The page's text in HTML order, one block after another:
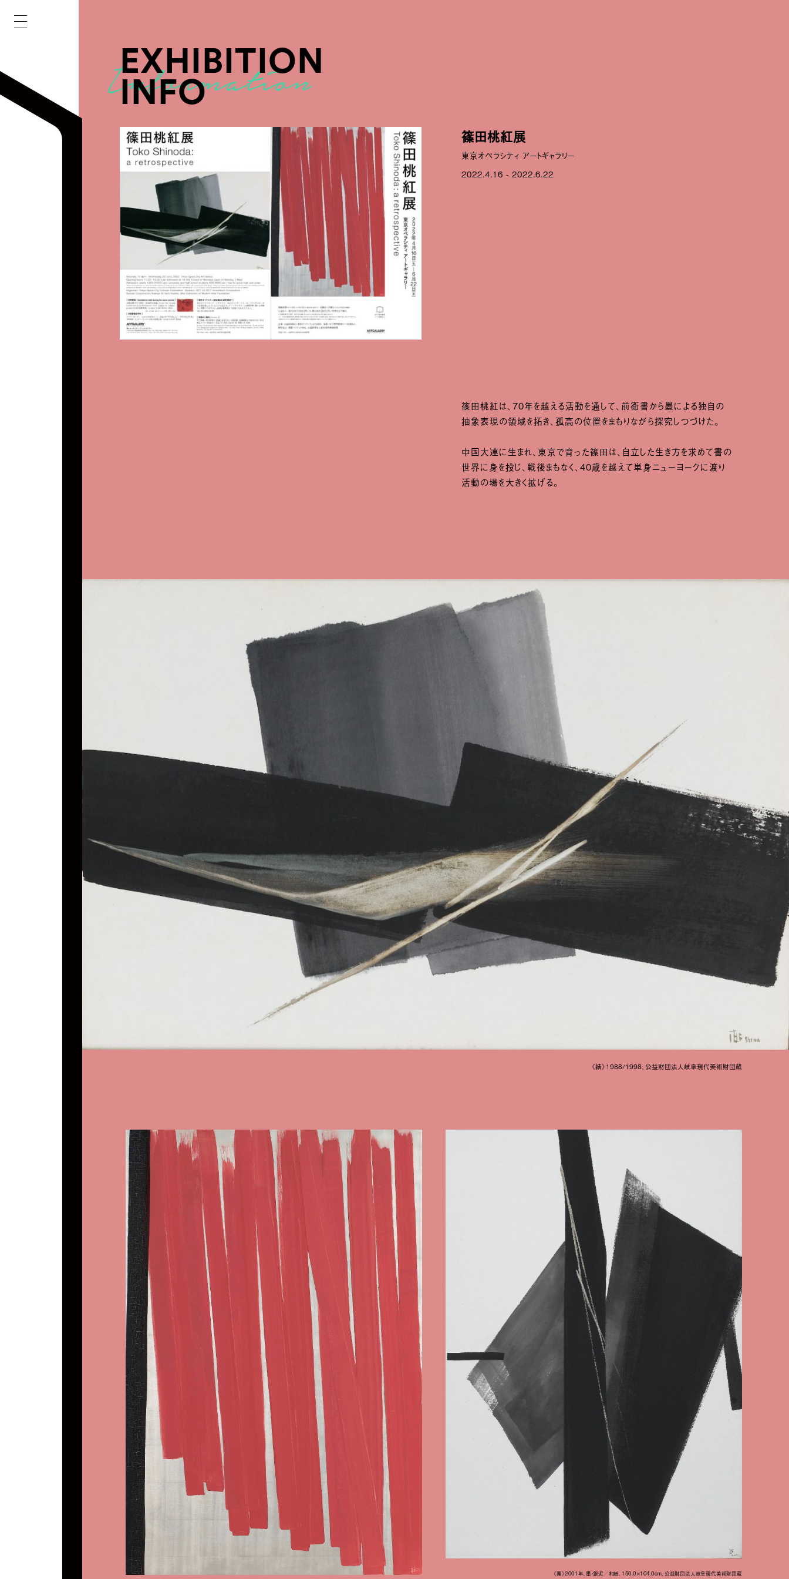
EXHIBITION
INFO
篠田桃紅展
東京オペラシティ アートギャラリー
2022.4.16 - 2022.6.22
篠田桃紅は、70年を越える活動を通して、前衛書から墨による独自の
抽象表現の領域を拓き、孤高の位置をまもりながら探究しつづけた。
中国大連に生まれ、東京で育った篠田は、自立した生き方を求めて書の
世界に身を投じ、戦後まもなく、40歳を越えて単身ニューヨークに渡り
活動の場を大きく拡げる。
《結》1988/1998、公益財団法人岐阜現代美術財団蔵
《舞》2001年、墨・銀泥／和紙、150.0×104.0cm、公益財団法人岐阜現代美術財団蔵